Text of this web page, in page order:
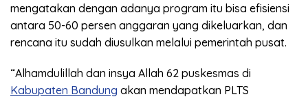
mengatakan dengan adanya program itu bisa efisiensi
antara 50-60 persen anggaran yang dikeluarkan, dan
rencana itu sudah diusulkan melalui pemerintah pusat.
“Alhamdulillah dan insya Allah 62 puskesmas di
Kabupaten Bandung akan mendapatkan PLTS